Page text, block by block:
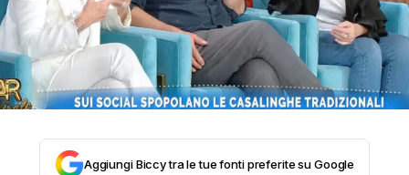
Aggiungi Biccy tra le tue fonti preferite su Google